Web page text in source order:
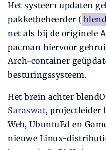
Het systeem updaten
pakketbeheerder (
net als bij de originele
pacman hiervoor
Arch-container
besturingssysteem.
Het brein achter
Saraswat, projectleider
Web, UbuntuEd en
nieuwe Linux-